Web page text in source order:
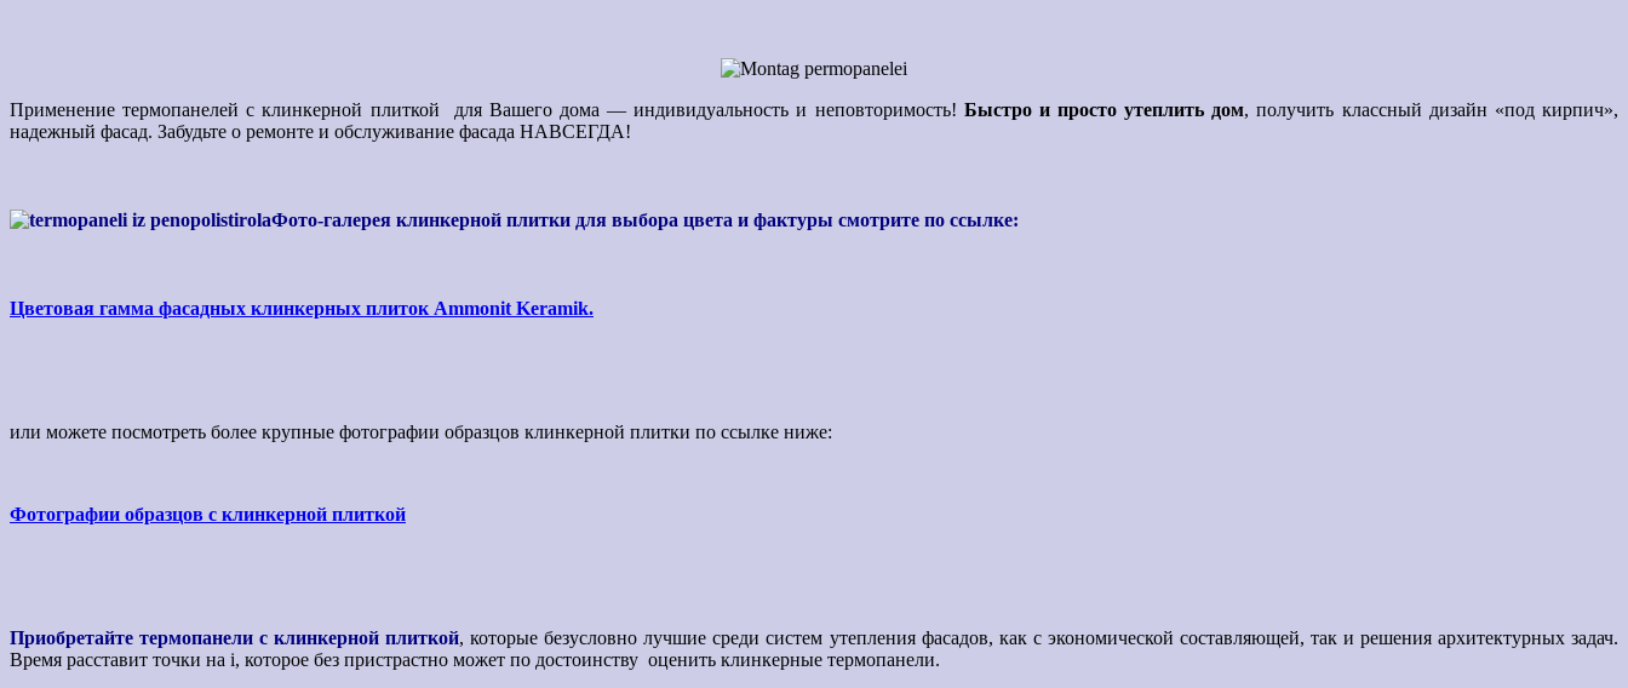
Применение термопанелей с клинкерной плиткой для Вашего дома — индивидуальность и неповторимость! Быстро и просто утеплить дом, получить классный дизайн «под кирпич»,
надежный фасад. Забудьте о ремонте и обслуживание фасада НАВСЕГДА!
Фото-галерея клинкерной плитки для выбора цвета и фактуры смотрите по ссылке:
Цветовая гамма фасадных клинкерных плиток Ammonit Keramik.
или можете посмотреть более крупные фотографии образцов клинкерной плитки по ссылке ниже:
Фотографии образцов с клинкерной плиткой
Приобретайте термопанели с клинкерной плиткой,которые безусловно лучшие среди систем утепления фасадов, как с экономической составляющей, так и решения архитектурных задач.
Время расставит точки на i, которое без пристрастно может по достоинству оценить клинкерные термопанели.